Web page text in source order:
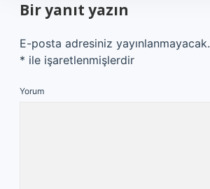
Bir yanıt yazın
E-posta adresiniz yayınlanmayacak.
* ile işaretlenmişlerdir
Yorum